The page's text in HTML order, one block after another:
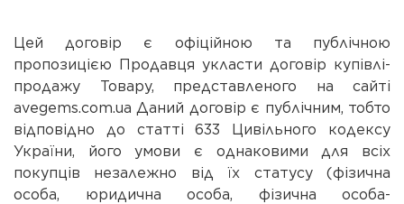
Цей договір є офіційною та публічною
пропозицією Продавця укласти договір купівлі-
продажу Товару, представленого на сайті
avegems.com.ua Даний договір є публічним, тобто
відповідно до статті 633 Цивільного кодексу
України, його умови є однаковими для всіх
покупців незалежно від їх статусу (фізична
особа, юридична особа, фізична особа-